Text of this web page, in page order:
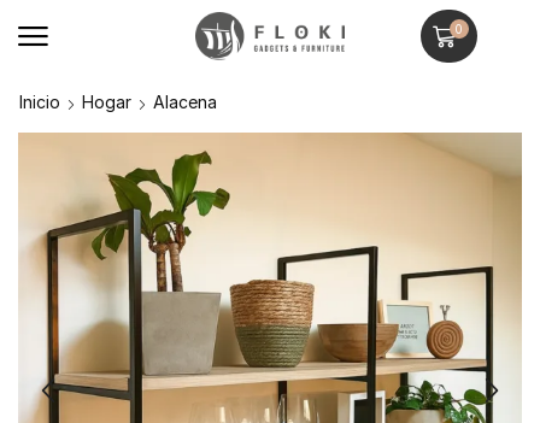
0
Inicio Hogar Alacena